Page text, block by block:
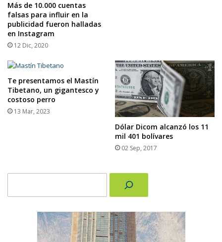
Más de 10.000 cuentas
falsas para influir en la
publicidad fueron halladas
en Instagram
12 Dic, 2020
Te presentamos el Mastín
Tibetano, un gigantesco y
costoso perro
13 Mar, 2023
Dólar Dicom alcanzó los 11
mil 401 bolívares
02 Sep, 2017